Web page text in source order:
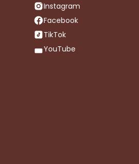
Instagram
Facebook
TikTok
YouTube